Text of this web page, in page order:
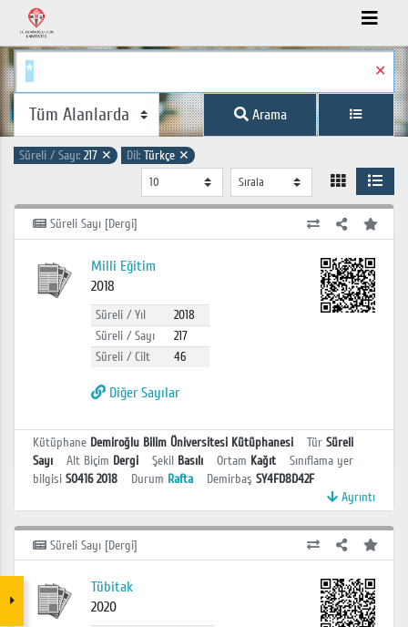
✕
Arama
Süreli / Sayı: 217 ✕ Dil: Türkçe ✕
Süreli Sayı [Dergi]
Milli Eğitim
2018
Süreli / Yıl
2018
Süreli / Sayı
217
Süreli / Cilt
46
Diğer Sayılar
Kütüphane Demiroğlu Bilim Üniversitesi Kütüphanesi Tür Süreli
Sayı
Alt Biçim Dergi Şekil Basılı Ortam Kağıt
Sınıflama yer
bilgisi S0416 2018 Durum Rafta Demirbaş SY4FD8D42F
Ayrıntı
Süreli Sayı [Dergi]
Tübitak
2020